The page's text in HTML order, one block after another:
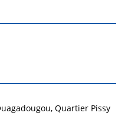
Quartier Pissy